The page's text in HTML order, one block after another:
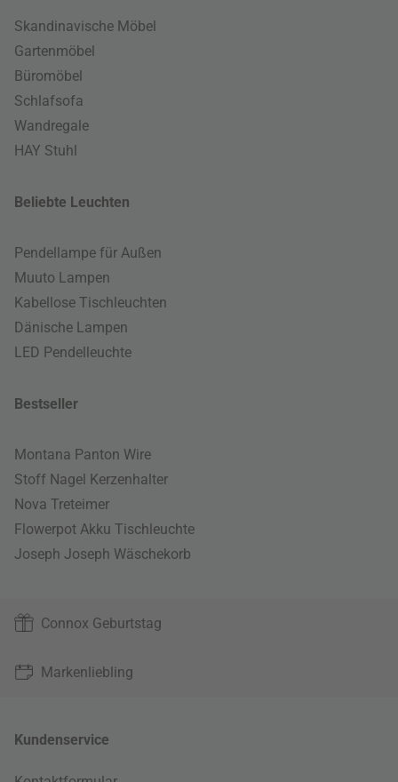
Skandinavische Möbel
Gartenmöbel
Büromöbel
Schlafsofa
Wandregale
HAY Stuhl
Beliebte Leuchten
Pendellampe für Außen
Muuto Lampen
Kabellose Tischleuchten
Dänische Lampen
LED Pendelleuchte
Bestseller
Montana Panton Wire
Stoff Nagel Kerzenhalter
Nova Treteimer
Flowerpot Akku Tischleuchte
Joseph Joseph Wäschekorb
Connox Geburtstag
Markenliebling
Kundenservice